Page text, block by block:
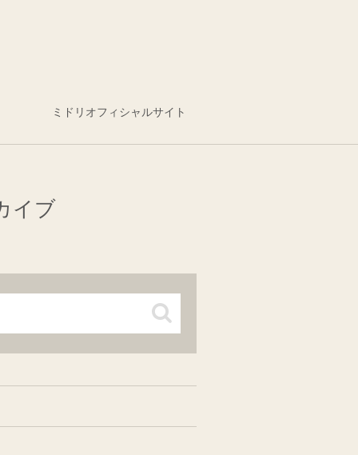
ミドリオフィシャルサイト
イブ